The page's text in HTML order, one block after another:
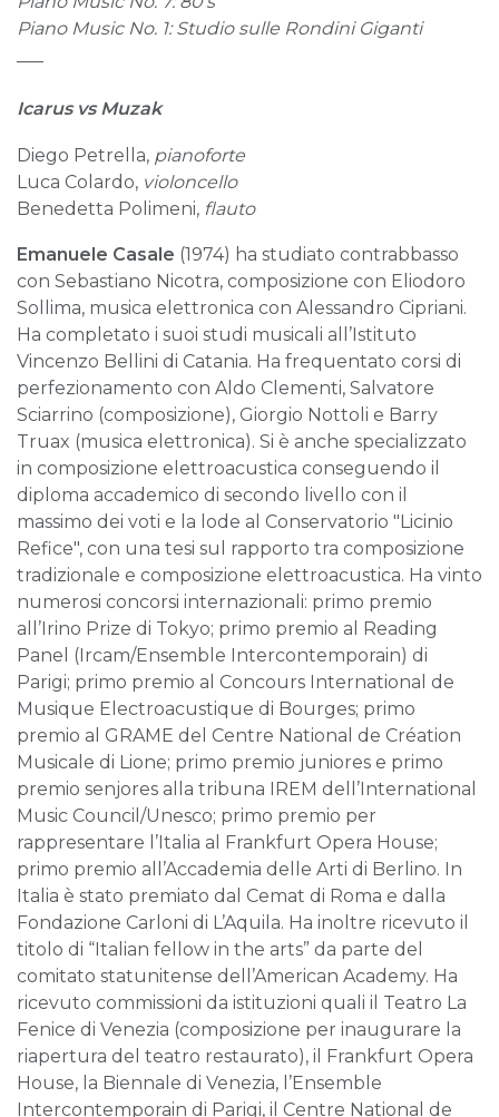
Piano Music No. 1:Studio sulle Rondini Giganti
Icarus vs Muzak
Diego Petrella, pianoforte
Luca Colardo, violoncello
Benedetta Polimeni, flauto
Emanuele Casale (1974) ha studiato contrabbasso
con Sebastiano Nicotra, composizione con Eliodoro
Sollima, musica elettronica con Alessandro Cipriani.
Ha completato i suoi studi musicali all’Istituto
Vincenzo Bellini di Catania. Ha frequentato corsi di
perfezionamento con Aldo Clementi, Salvatore
Sciarrino (composizione), Giorgio Nottoli e Barry
Truax (musica elettronica). Si è anche specializzato
in composizione elettroacustica conseguendo il
diploma accademico di secondo livello con il
massimo dei voti e la lode al Conservatorio "Licinio
Refice", con una tesi sul rapporto tra composizione
tradizionale e composizione elettroacustica. Ha vinto
numerosi concorsi internazionali: primo premio
all’Irino Prize di Tokyo; primo premio al Reading
Panel (Ircam/Ensemble Intercontemporain) di
Parigi; primo premio al Concours International de
Musique Electroacustique di Bourges; primo
premio al GRAME del Centre National de Création
Musicale di Lione; primo premio juniores e primo
premio senjores alla tribuna IREM dell’International
Music Council/Unesco; primo premio per
rappresentare l’Italia al Frankfurt Opera House;
primo premio all’Accademia delle Arti di Berlino. In
Italia è stato premiato dal Cemat di Roma e dalla
Fondazione Carloni di L’Aquila. Ha inoltre ricevuto il
titolo di “Italian fellow in the arts” da parte del
comitato statunitense dell’American Academy. Ha
ricevuto commissioni da istituzioni quali il Teatro La
Fenice di Venezia (composizione per inaugurare la
riapertura del teatro restaurato), il Frankfurt Opera
House, la Biennale di Venezia, l’Ensemble
Intercontemporain di Parigi, il Centre National de